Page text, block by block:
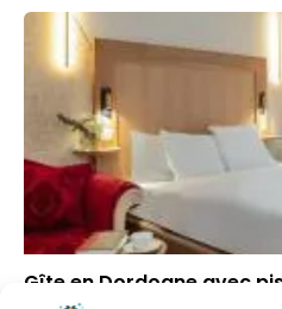
Gîte en Dordogne avec